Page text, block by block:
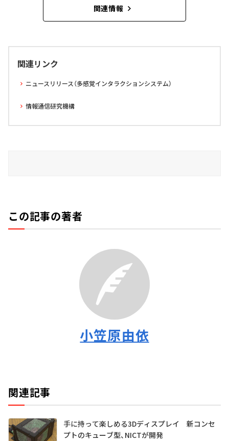
関連情報
関連リンク
ニュースリリース（多感覚インタラクションシステム）
情報通信研究機構
この記事の著者
小笠原由依
関連記事
手に持って楽しめる3Dディスプレイ 新コンセ
プトのキューブ型、NICTが開発